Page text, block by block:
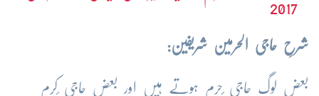
2017
شرحِ حاجی الحرمین شریفین:
بعض لوگ حاجی ٔحرم ہوتے ہیں اور بعض حاجی ٔکرم